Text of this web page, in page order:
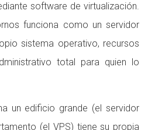
software de virtualización.
funciona como un servidor
sistema operativo, recursos
total para quien lo
un edificio grande (el servidor
(el VPS) tiene su propia